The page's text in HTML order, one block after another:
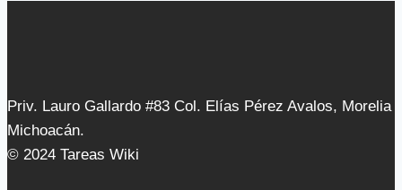
Priv. Lauro Gallardo #83 Col. Elías Pérez Avalos, Morelia
Michoacán.
© 2024 Tareas Wiki